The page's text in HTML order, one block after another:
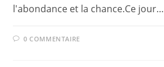
l'abondance et la chance.Ce jour…
0 COMMENTAIRE